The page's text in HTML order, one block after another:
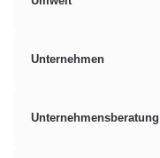
Unternehmen
Unternehmensberatung